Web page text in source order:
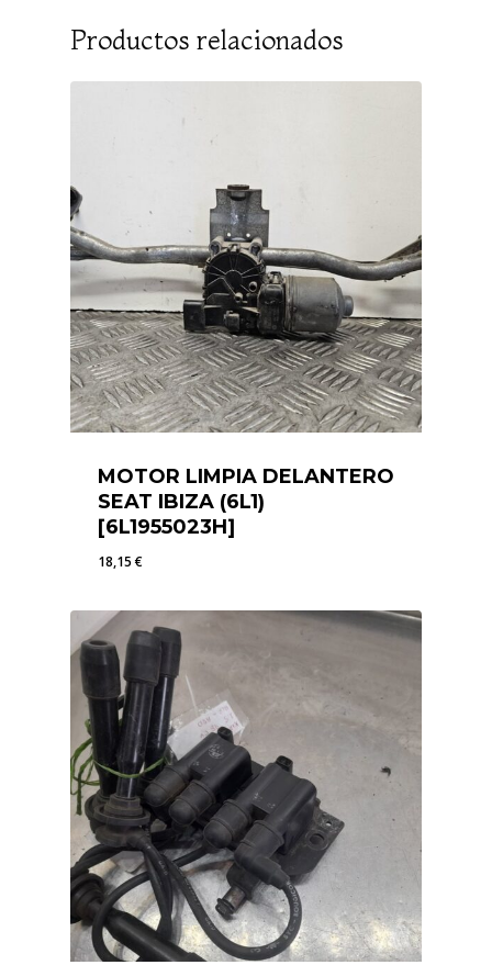
Productos relacionados
MOTOR LIMPIA DELANTERO
SEAT IBIZA (6L1)
[6L1955023H]
18,15€